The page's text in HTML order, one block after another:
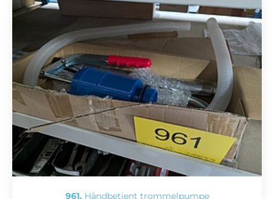
961. Håndbetjent trommelpumpe